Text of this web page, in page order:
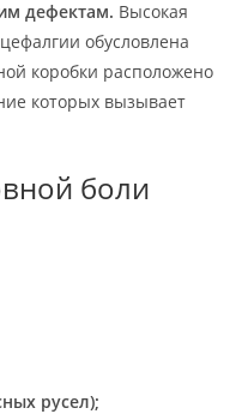
дефектам. Высокая
обусловлена
коробки расположено
которых вызывает
боли
русел);